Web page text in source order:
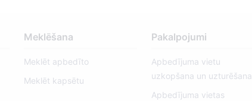
Meklēšana
Meklēt apbedīto
Meklēt kapsētu
Pakalpojumi
Apbedījuma vietu
uzkopšana un uzturēšana
Apbedījuma vietas